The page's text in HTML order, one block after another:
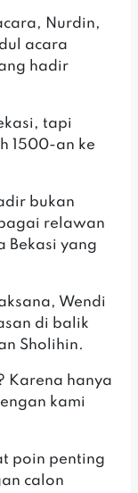
Nurdin,
acara
hadir
tapi
1500-an ke
bukan
relawan
Bekasi yang
Wendi
di balik
Sholihin.
Karena hanya
kami
poin penting
calon